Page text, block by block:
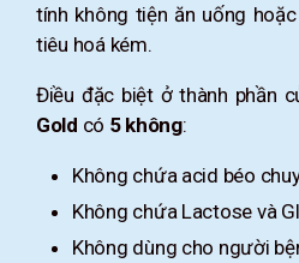
tính không tiện ăn uống
tiêu hoá kém.
Điều đặc biệt ở thành phần
Gold có 5 không:
Không chứa acid béo
Không chứa Lactose và
Không dùng cho người